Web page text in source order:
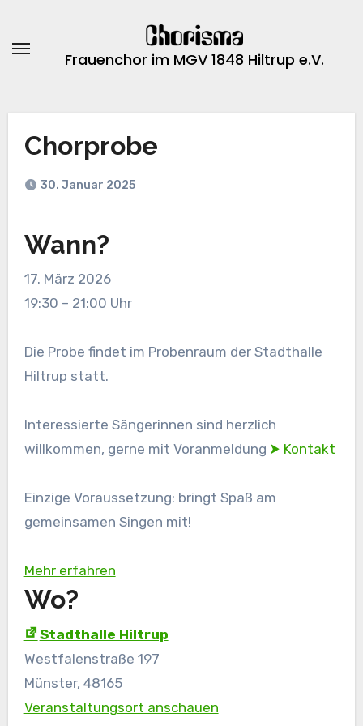
springen
Frauenchor im MGV 1848 Hiltrup e.V.
Chorprobe
30. Januar 2025
Wann?
17. März 2026
19:30 – 21:00 Uhr
Die Probe findet im Probenraum der Stadthalle
Hiltrup statt.
Interessierte Sängerinnen sind herzlich
willkommen, gerne mit Voranmeldung ⮞ Kontakt
Einzige Voraussetzung: bringt Spaß am
gemeinsamen Singen mit!
Mehr erfahren
Wo?
Stadthalle Hiltrup
Westfalenstraße 197
Münster, 48165
Veranstaltungsort anschauen